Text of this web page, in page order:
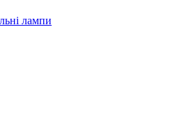
лампи